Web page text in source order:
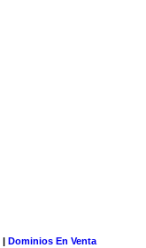
| Dominios En Venta